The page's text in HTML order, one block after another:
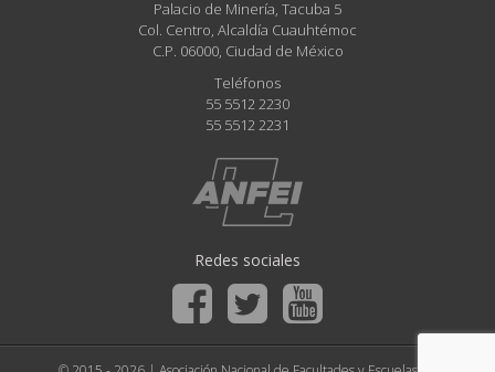
Palacio de Minería, Tacuba 5
Col. Centro, Alcaldía Cuauhtémoc
C.P. 06000, Ciudad de México
Teléfonos
55 5512 2230
55 5512 2231
Redes sociales